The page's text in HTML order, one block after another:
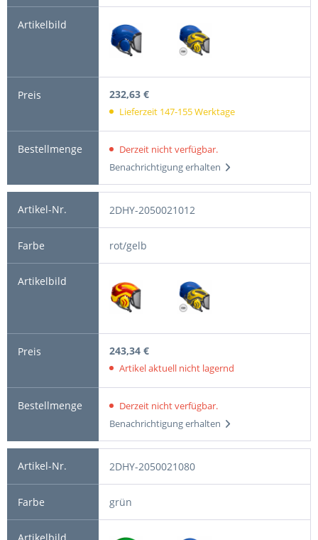
232,63 €
Lieferzeit 147-155 Werktage
Derzeit nicht verfügbar.
Benachrichtigung erhalten
2DHY-2050021012
rot/gelb
243,34 €
Artikel aktuell nicht lagernd
Derzeit nicht verfügbar.
Benachrichtigung erhalten
2DHY-2050021080
grün